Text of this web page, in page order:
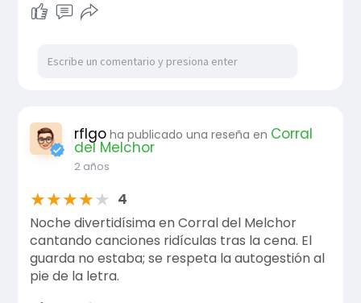
rflgo ha publicado una reseña en Corral
del Melchor
2 años
★★★★★ 4
Noche divertidísima en Corral del Melchor
cantando canciones ridículas tras la cena. El
guarda no estaba; se respeta la autogestión al
pie de la letra.